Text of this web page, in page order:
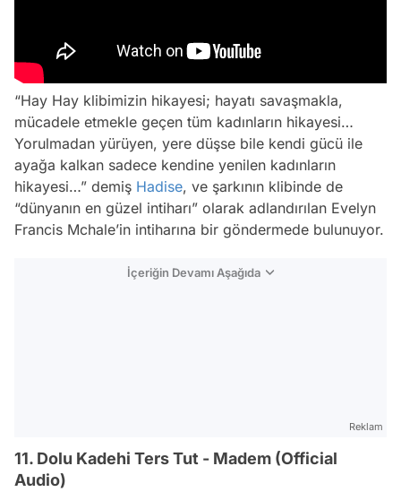
“Hay Hay klibimizin hikayesi; hayatı savaşmakla,
mücadele etmekle geçen tüm kadınların hikayesi…
Yorulmadan yürüyen, yere düşse bile kendi gücü ile
ayağa kalkan sadece kendine yenilen kadınların
hikayesi…” demiş Hadise, ve şarkının klibinde de
“dünyanın en güzel intiharı” olarak adlandırılan Evelyn
Francis Mchale’in intiharına bir göndermede bulunuyor.
İçeriğin Devamı Aşağıda
Reklam
11. Dolu Kadehi Ters Tut - Madem (Official
Audio)